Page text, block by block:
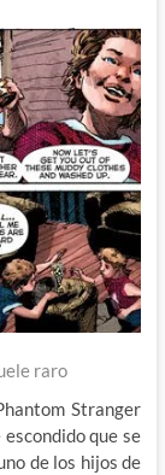
raro
Stranger
que se
de los hijos de